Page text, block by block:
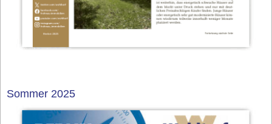
Sommer 2025